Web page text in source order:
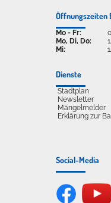
Öffnungszeiten
Mo - Fr:
Mo, Di, Do:
Mi:
Dienste
Stadtplan
Newsletter
Mängelmelder
Erklärung zur
Social-Media